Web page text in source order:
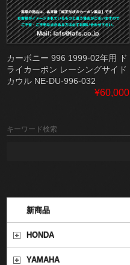
カーボニー 996 1999-02年用 ド
ライカーボン レーシングサイド
カウル NE-DU-996-032
¥60,000
キーワード検索
新商品
HONDA
YAMAHA